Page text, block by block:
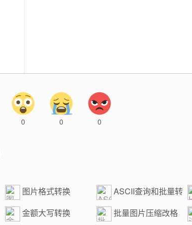
0 0 0
图片格式转换
ASCII查询和批量转
换
金额大写转换
批量图片压缩改格